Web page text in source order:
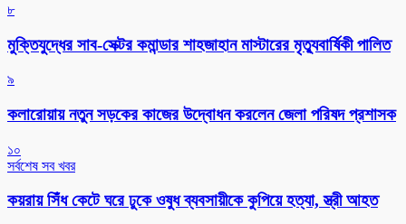
৮
মুক্তিযুদ্ধের সাব-সেক্টর কমান্ডার শাহজাহান মাস্টারের মৃত্যুবার্ষিকী পালিত
৯
কলারোয়ায় নতুন সড়কের কাজের উদ্বোধন করলেন জেলা পরিষদ প্রশাসক
১০
সর্বশেষ সব খবর
কয়রায় সিঁধ কেটে ঘরে ঢুকে ওষুধ ব্যবসায়ীকে কুপিয়ে হত্যা, স্ত্রী আহত